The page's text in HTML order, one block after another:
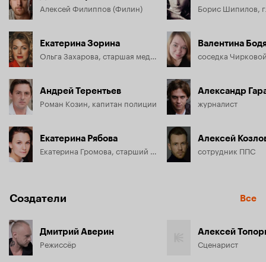
Алексей Филиппов (Филин)
Екатерина Зорина
Ольга Захарова, старшая медсестра
Андрей Терентьев
Роман Козин, капитан полиции
Екатерина Рябова
Екатерина Громова, старший лейтенант полиции
Валентина
соседка
Александр
журналист
Алексей
сотрудник ППС
Создатели Все
Дмитрий Аверин
Режиссёр
Алексей
Сценарист